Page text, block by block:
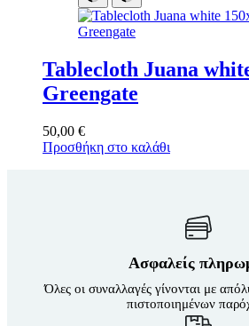
Tablecloth Juana
Greengate
50,00 €
Προσθήκη στο καλάθι
Ασφαλείς
Όλες οι συναλλαγές γίνονται με
πιστοποιημένων